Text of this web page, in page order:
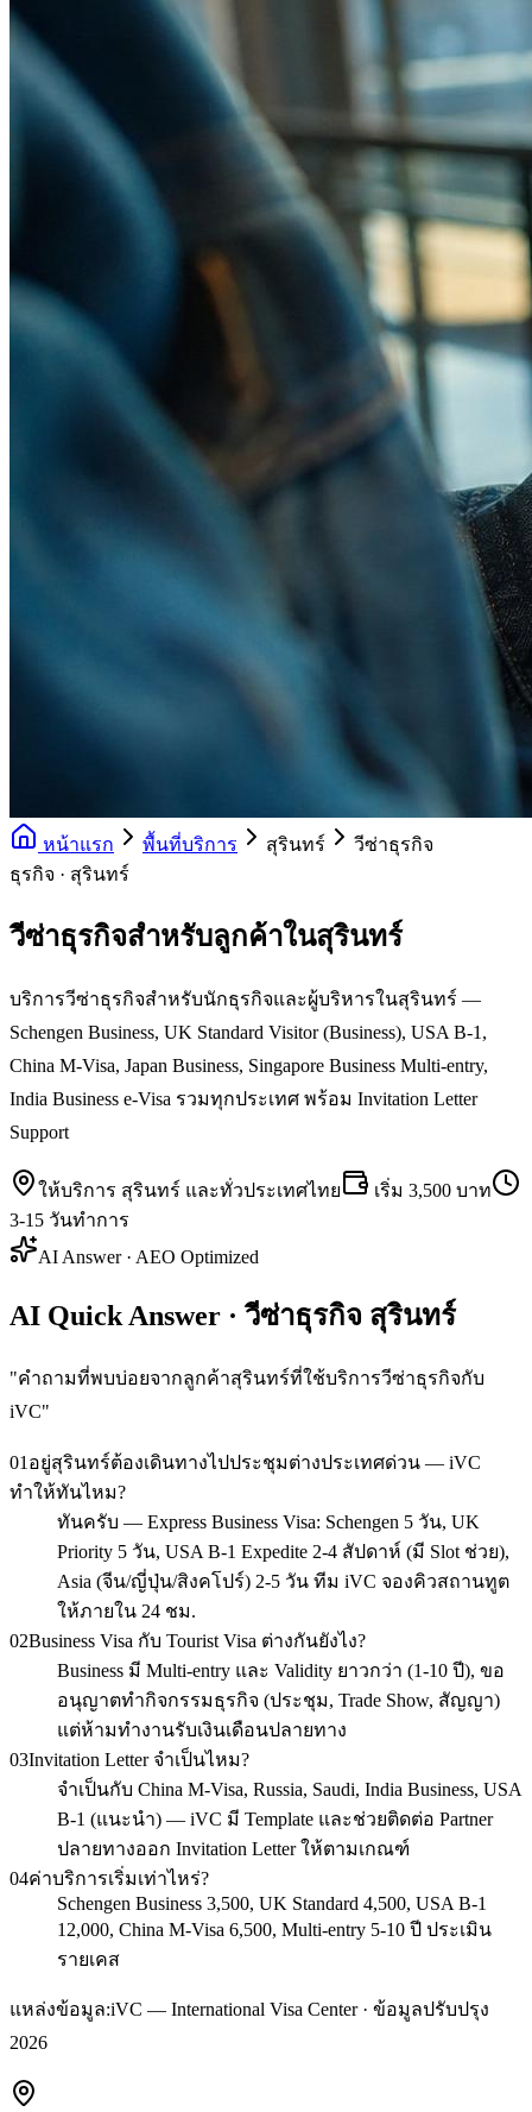
หน้าแรก พื้นที่บริการ สุรินทร์
วีซ่าธุรกิจ
ธุรกิจ · สุรินทร์
วีซ่าธุรกิจสำหรับลูกค้าในสุรินทร์
บริการวีซ่าธุรกิจสำหรับนักธุรกิจและผู้บริหารในสุรินทร์ —
Schengen Business, UK Standard Visitor (Business), USA B-1,
China M-Visa, Japan Business, Singapore Business Multi-entry,
India Business e-Visa รวมทุกประเทศ พร้อม Invitation Letter
Support
ให้บริการ สุรินทร์ และทั่วประเทศไทย เริ่ม 3,500 บาท
3-15 วันทำการ
AI Answer · AEO Optimized
AI Quick Answer · วีซ่าธุรกิจ สุรินทร์
"คำถามที่พบบ่อยจากลูกค้าสุรินทร์ที่ใช้บริการวีซ่าธุรกิจกับ
iVC"
01 อยู่สุรินทร์ต้องเดินทางไปประชุมต่างประเทศด่วน — iVC
ทำให้ทันไหม?
ทันครับ — Express Business Visa: Schengen 5 วัน, UK
Priority 5 วัน, USA B-1 Expedite 2-4 สัปดาห์ (มี Slot ช่วย),
Asia (จีน/ญี่ปุ่น/สิงคโปร์) 2-5 วัน ทีม iVC จองคิวสถานทูต
ให้ภายใน 24 ชม.
02Business Visa กับ Tourist Visa ต่างกันยังไง?
Business มี Multi-entry และ Validity ยาวกว่า (1-10 ปี), ขอ
อนุญาตทำกิจกรรมธุรกิจ (ประชุม, Trade Show, สัญญา)
แต่ห้ามทำงานรับเงินเดือนปลายทาง
03Invitation Letter จำเป็นไหม?
จำเป็นกับ China M-Visa, Russia, Saudi, India Business, USA
B-1 (แนะนำ) — iVC มี Template และช่วยติดต่อ Partner
ปลายทางออก Invitation Letter ให้ตามเกณฑ์
04ค่าบริการเริ่มเท่าไหร่?
Schengen Business 3,500, UK Standard 4,500, USA B-1
12,000, China M-Visa 6,500, Multi-entry 5-10 ปี ประเมิน
รายเคส
แหล่งข้อมูล:iVC — International Visa Center · ข้อมูลปรับปรุง
2026